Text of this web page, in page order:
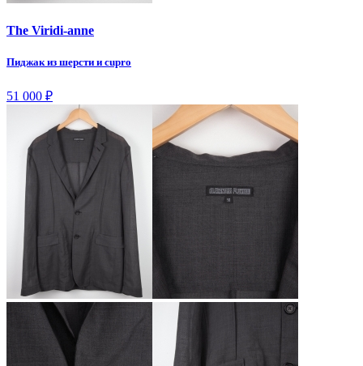
The Viridi-anne
Пиджак из шерсти и cupro
51 000 ₽